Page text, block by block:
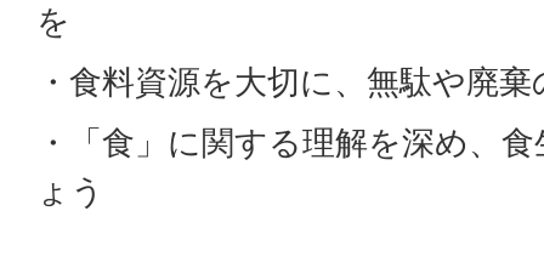
を
・食料資源を大切に、無駄や廃
・「食」に関する理解を深め、
ょう